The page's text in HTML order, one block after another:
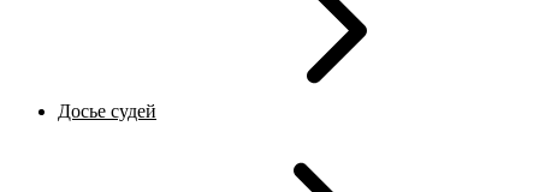
Досье судей